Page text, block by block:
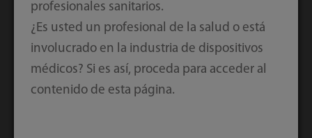
Solución para todo
el hospital
BeneVision N22/N19
profesionales sanitarios.
¿Es usted un profesional de la salud o está
involucrado en la industria de dispositivos
médicos? Si es así, proceda para acceder al
contenido de esta página.